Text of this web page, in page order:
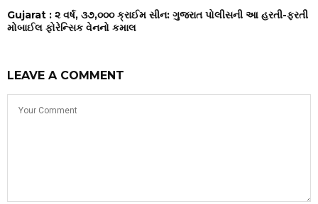
Gujarat : ૨ વર્ષ, ૩૭,૦૦૦ ક્રાઈમ સીન: ગુજરાત પોલીસની આ હરતી-ફરતી
મોબાઈલ ફોરેન્સિક વેનનો કમાલ
LEAVE A COMMENT